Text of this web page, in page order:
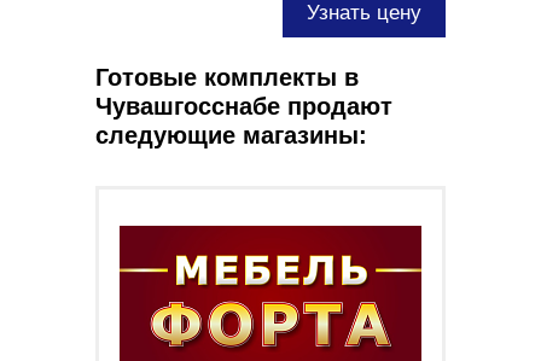
Узнать цену
Готовые комплекты в
Чувашгосснабе продают
следующие магазины: